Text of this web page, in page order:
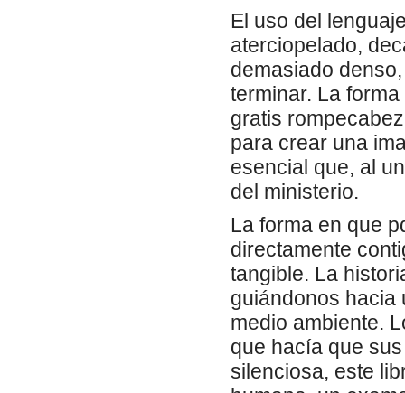
El uso del
aterciopelado,
demasiado
terminar. La
gratis
para crear una
esencial que, al
del ministerio.
La forma en que
directamente
tangible. La
guiándonos hacia
medio ambiente.
que hacía que
silenciosa, este